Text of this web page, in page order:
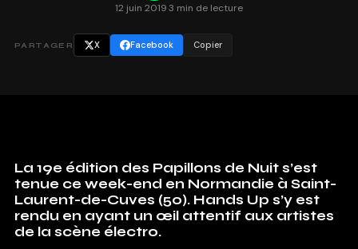
12 juin 20193 min de lecture
PARTAGER X Facebook Copier
La 19e édition des Papillons de Nuit s’est
tenue ce week-end en Normandie à Saint-
Laurent-de-Cuves (50). Hands Up s’y est
rendu en ayant un œil attentif aux artistes
de la scène électro.